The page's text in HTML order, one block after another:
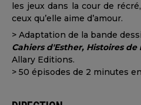
les jeux dans la cour de
ceux qu’elle aime d’amour.
> Adaptation de la bande
Cahiers d'Esther, Histoires de
Allary Editions.
> 50 épisodes de 2 minutes